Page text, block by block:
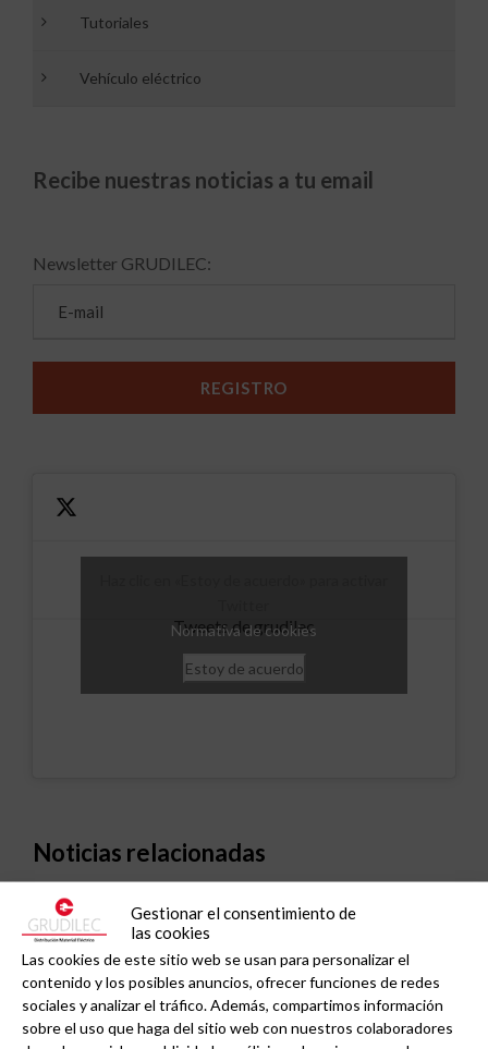
Gestionar el consentimiento de
las cookies
Las cookies de este sitio web se usan para personalizar el
contenido y los posibles anuncios, ofrecer funciones de redes
sociales y analizar el tráfico. Además, compartimos información
sobre el uso que haga del sitio web con nuestros colaboradores
Tutoriales
Vehículo eléctrico
Recibe nuestras noticias a tu email
Newsletter GRUDILEC:
Tweets de grudilec
Normativa de cookies
Estoy de acuerdo
Noticias relacionadas